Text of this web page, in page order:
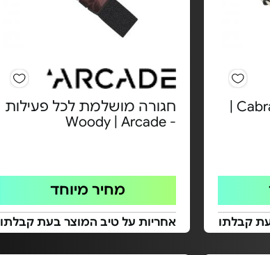
כובע רחב שוליים - Cabral |
קבלתו
חגורה מושלמת לכל פעילות
- Woody | Arcade
מחיר מיוחד
אחריות על טיב המוצר בעת קבלתו